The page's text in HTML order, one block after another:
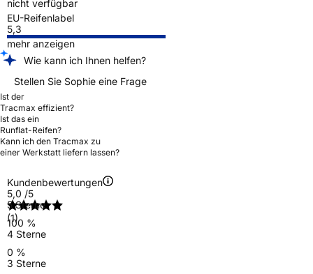
nicht verfügbar
EU-Reifenlabel
5,3
mehr anzeigen
Wie kann ich Ihnen helfen?
Stellen Sie Sophie eine Frage
Ist der
Tracmax effizient?
Ist das ein
Runflat-Reifen?
Kann ich den Tracmax zu
einer Werkstatt liefern lassen?
Kundenbewertungen
5,0 /5
(1)
5 Sterne
100 %
4 Sterne
0 %
3 Sterne